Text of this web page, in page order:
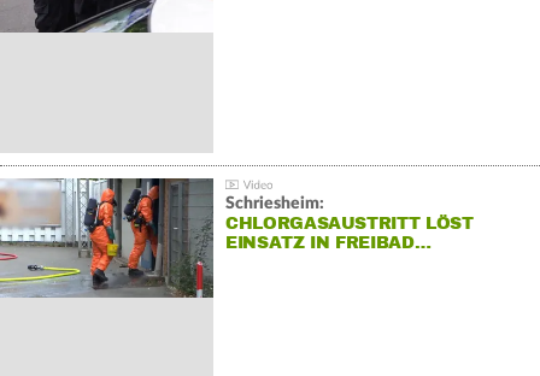
Schriesheim:
CHLORGASAUSTRITT LÖST
EINSATZ IN FREIBAD…